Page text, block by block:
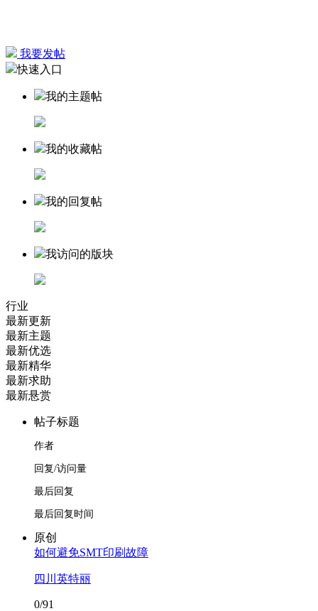
我要发帖
快速入口
我的主题帖
我的收藏帖
我的回复帖
我访问的版块
行业
最新更新
最新主题
最新优选
最新精华
最新求助
最新悬赏
帖子标题
作者
回复/访问量
最后回复
最后回复时间
原创
如何避免SMT印刷故障
四川英特丽
0/91